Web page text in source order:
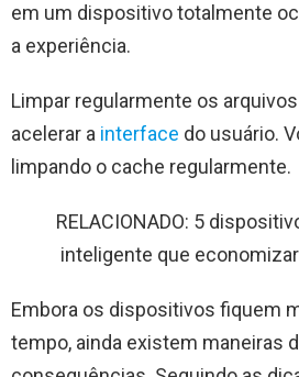
em um dispositivo totalmente
a experiência.
Limpar regularmente os
acelerar a interface do usuário.
limpando o cache regularmente.
RELACIONADO: 5
inteligente que
Embora os dispositivos fiquem
tempo, ainda existem maneiras